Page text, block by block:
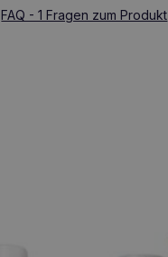
FAQ - 1 Fragen zum Produkt